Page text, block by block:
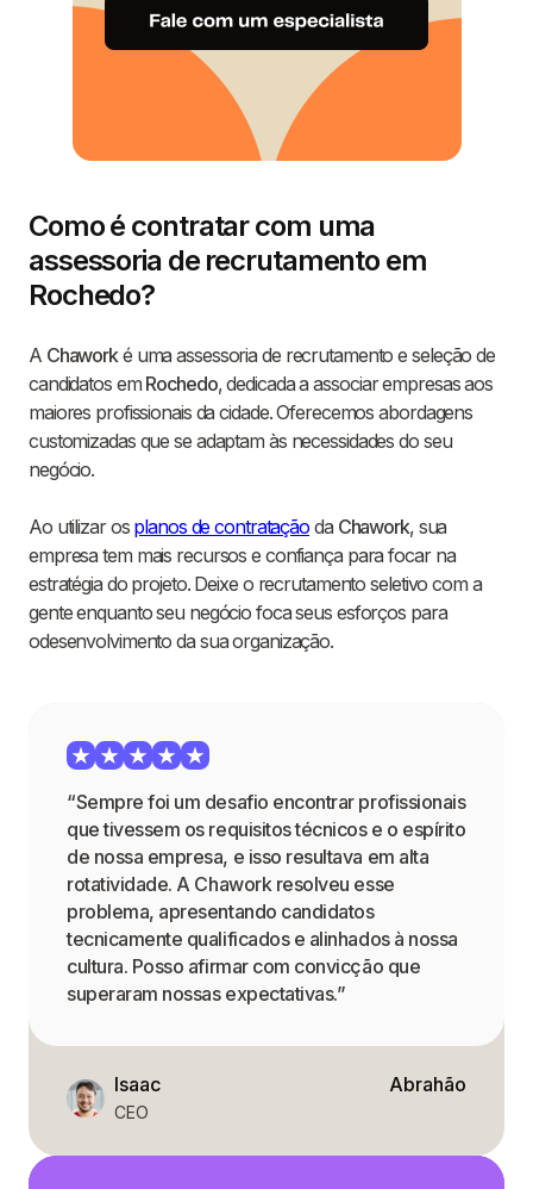
Como é contratar com uma
assessoria de recrutamento em
Rochedo?
A Chaworké uma assessoria de recrutamento e seleção de
candidatos em Rochedo, dedicada a associar empresas aos
maiores profissionais da cidade. Oferecemos abordagens
customizadas que se adaptam às necessidades do seu
negócio.
Ao utilizar os planos de contratação da Chawork, sua
empresa tem mais recursos e confiança para focar na
estratégia do projeto. Deixe o recrutamento seletivo com a
gente enquanto seu negócio foca seus esforços para
odesenvolvimento da sua organização.
“Sempre foi um desafio encontrar profissionais
que tivessem os requisitos técnicos e o espírito
de nossa empresa, e isso resultava em alta
rotatividade. A Chawork resolveu esse
problema, apresentando candidatos
tecnicamente qualificados e alinhados à nossa
cultura. Posso afirmar com convicção que
superaram nossas expectativas.”
Isaac
CEO
Abrahão